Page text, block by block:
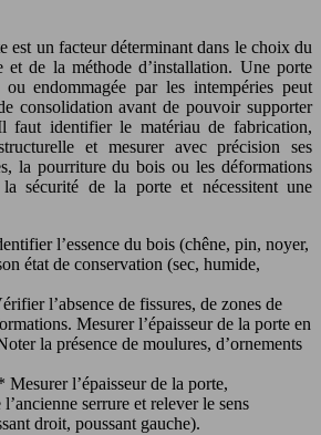
est un facteur déterminant dans le choix du
et de la méthode d’installation. Une porte
endommagée par les intempéries peut
consolidation avant de pouvoir supporter
faut identifier le matériau de fabrication,
et mesurer avec précision ses
la pourriture du bois ou les déformations
la sécurité de la porte et nécessitent une
l’essence du bois (chêne, pin, noyer,
état de conservation (sec, humide,
l’absence de fissures, de zones de
Mesurer l’épaisseur de la porte en
la présence de moulures, d’ornements
l’épaisseur de la porte,
serrure et relever le sens
droit, poussant gauche).